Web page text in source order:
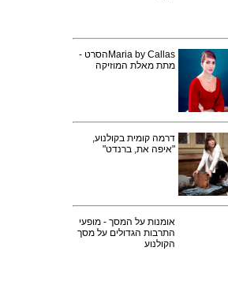
Maria by Callasהסרט -
מתת מאלת המוזיקה
דרמה קומית בקולנוע,
"איפה את, ברנדט"
אומנות על המסך - מופעי
התרבות הגדולים על מסך
הקולנוע